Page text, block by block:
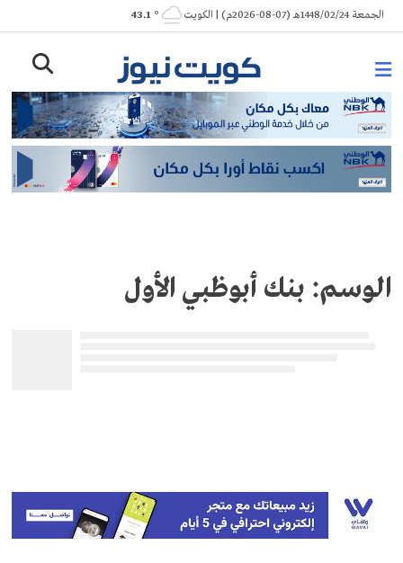
Skip
to
الجمعة 1448/02/24هـ (07-08-2026م) | الكويت ° 43.1
الوسم: بنك أبوظبي الأول